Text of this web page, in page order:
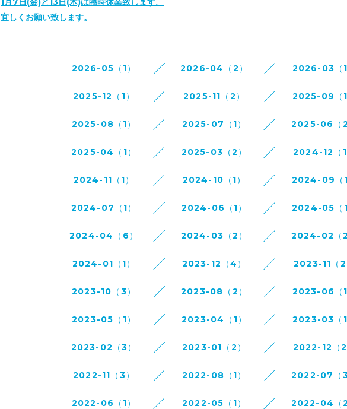
宜しくお願い致します。
2026-05（1） 2026-04（2） 2026-03（
2025-12（1） 2025-11（2） 2025-09（
2025-08（1） 2025-07（1） 2025-06（
2025-04（1） 2025-03（2） 2024-12（
2024-11（1） 2024-10（1） 2024-09（
2024-07（1） 2024-06（1） 2024-05（
2024-04（6） 2024-03（2） 2024-02（
2024-01（1） 2023-12（4） 2023-11（
2023-10（3） 2023-08（2） 2023-06（
2023-05（1） 2023-04（1） 2023-03（
2023-02（3） 2023-01（2） 2022-12（
2022-11（3） 2022-08（1） 2022-07（
2022-06（1） 2022-05（1） 2022-04（